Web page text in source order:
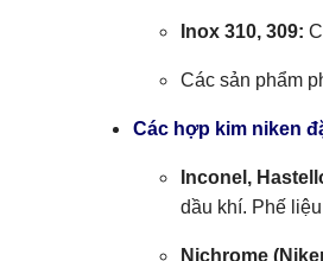
Inox 310, 309:
Các sản phẩm
Các hợp kim niken
Inconel,
dầu khí. Phế
Nichrome